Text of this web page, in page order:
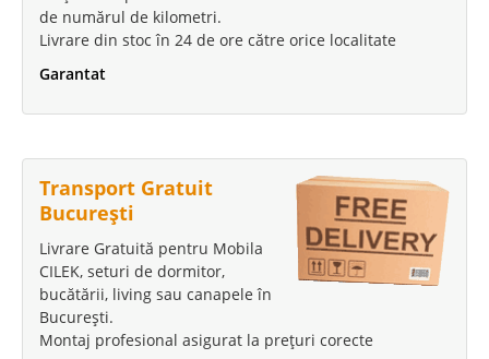
de numărul de kilometri.
Livrare din stoc în 24 de ore către orice localitate
Garantat
Transport Gratuit
București
Livrare Gratuită pentru Mobila
CILEK, seturi de dormitor,
bucătării, living sau canapele în
București.
Montaj profesional asigurat la prețuri corecte